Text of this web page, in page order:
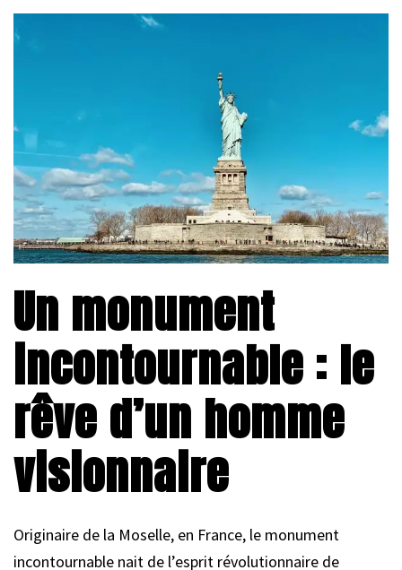
Un monument
incontournable : le
rêve d’un homme
visionnaire
Originaire de la Moselle, en France, le monument
incontournable nait de l’esprit révolutionnaire de